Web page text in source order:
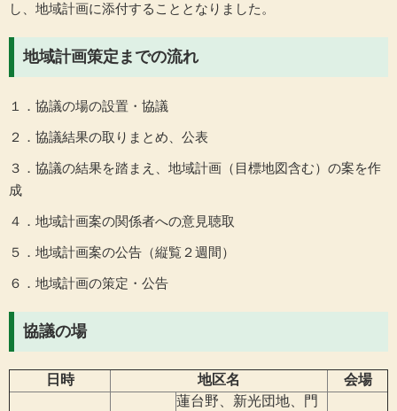
し、地域計画に添付することとなりました。
地域計画策定までの流れ
１．協議の場の設置・協議
２．協議結果の取りまとめ、公表
３．協議の結果を踏まえ、地域計画（目標地図含む）の案を作
成
４．地域計画案の関係者への意見聴取
５．地域計画案の公告（縦覧２週間）
６．地域計画の策定・公告
協議の場
日時 地区名 会場
蓮台野、新光団地、門